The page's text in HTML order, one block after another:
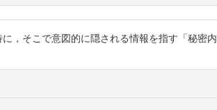
，そこで意図的に隠される情報を指す「秘密内